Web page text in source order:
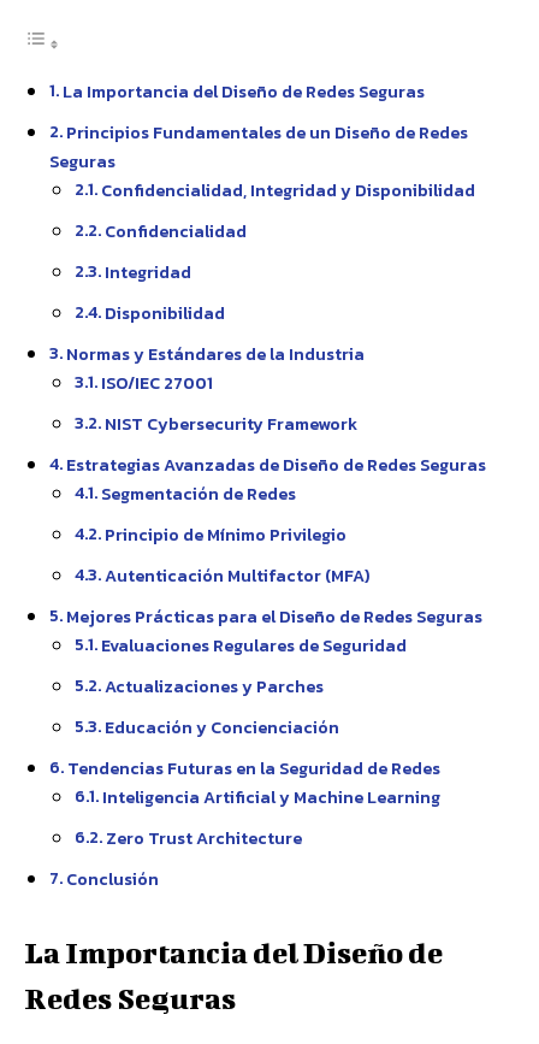
La Importancia del Diseño de Redes Seguras
Principios Fundamentales de un Diseño de Redes
Seguras
Confidencialidad, Integridad y Disponibilidad
Confidencialidad
Integridad
Disponibilidad
Normas y Estándares de la Industria
ISO/IEC 27001
NIST Cybersecurity Framework
Estrategias Avanzadas de Diseño de Redes Seguras
Segmentación de Redes
Principio de Mínimo Privilegio
Autenticación Multifactor (MFA)
Mejores Prácticas para el Diseño de Redes Seguras
Evaluaciones Regulares de Seguridad
Actualizaciones y Parches
Educación y Concienciación
Tendencias Futuras en la Seguridad de Redes
Inteligencia Artificial y Machine Learning
Zero Trust Architecture
Conclusión
La Importancia del Diseño de
Redes Seguras